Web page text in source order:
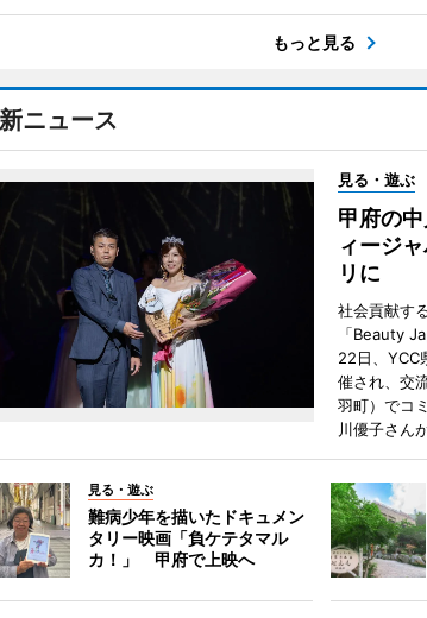
もっと見る
ニュース
見る・遊ぶ
甲府の
ィージ
リに
社会貢献す
「Beauty
22日、YCC
催され、交
羽町）でコ
川優子さん
見る・遊ぶ
難病少年を描いたドキュメン
タリー映画「負ケテタマル
カ！」 甲府で上映へ